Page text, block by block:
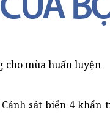
cho mùa huấn luyện
sát biển 4